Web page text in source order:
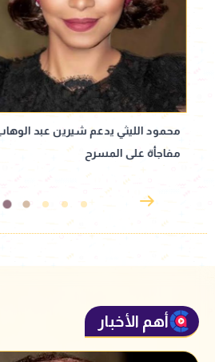
محمود الليثي يدعم شيرين عبد الوهاب..
مفاجأة على المسرح
أهم الأخبار